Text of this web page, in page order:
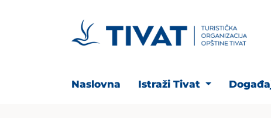
Naslovna Istraži Tivat